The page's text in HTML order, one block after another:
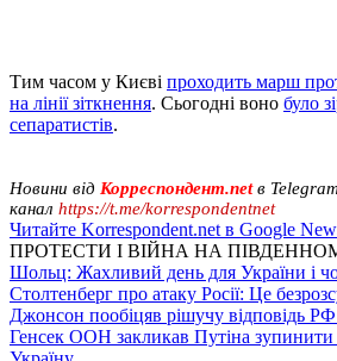
Тим часом у Києві проходить марш
на лінії зіткнення. Сьогодні воно було
сепаратистів.
Новини від Корреспондент.netв
канал https://t.me/korrespondentnet
Читайте Korrespondent.net в Google
ПРОТЕСТИ І ВІЙНА НА
Шольц: Жахливий день для України і
Столтенберг про атаку Росії: Це
Джонсон пообіцяв рішучу відповідь
Генсек ООН закликав Путіна зупинити